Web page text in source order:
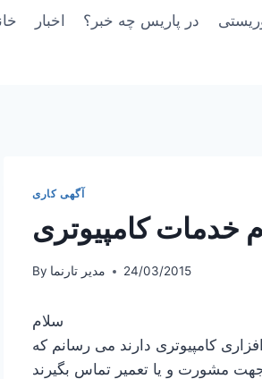
اخبار در پاریس چه خبر؟
آگهی کاری
خدمات کامپیوتری
By مدیر تارنما 24/03/2015
سلام
کامپیوتری دارند می رسانم که